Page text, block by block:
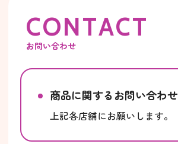
CONTACT
お問い合わせ
商品に関するお問い合わせ
上記各店舗にお願いします。